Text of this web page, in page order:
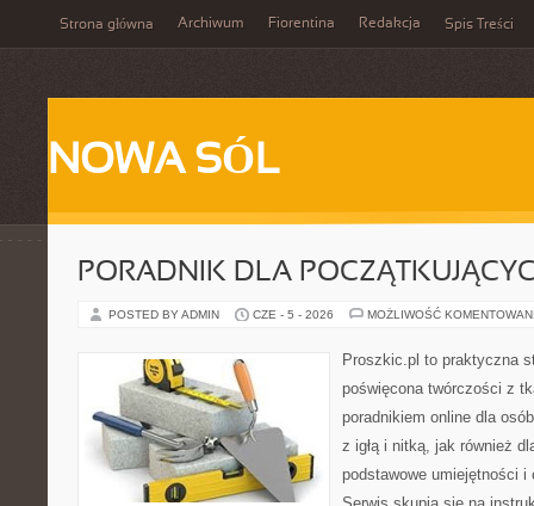
Strona główna Archiwum Fiorentina Redakcja Spis Treści
NOWA SÓL
PORADNIK DLA
POSTED BY ADMIN CZE - 5 - 2026 MOŻLIWOŚĆ
Proszkic.pl to praktyczna
poświęcona twórczości z
poradnikiem online dla
z igłą i nitką, jak również
podstawowe umiejętności